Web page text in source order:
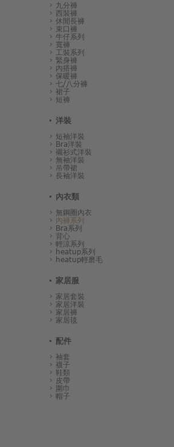
九分褲
西裝褲
休閒長褲
束口褲
牛仔系列
寬褲
工裝系列
緊身褲
內搭褲
保暖褲
七/八分褲
裙子
短褲
洋裝
短袖洋裝
Bra洋裝
襯衫式洋裝
無袖洋裝
吊帶裙
長袖洋裝
內衣類
無鋼圈內衣
內褲系列
Bra系列
背心
輕涼系列
heatup系列
heatup輕磨毛
家居服
家居套裝
家居洋裝
家居褲
家居毯
配件
袖套
襪子
鞋類
皮帶
圍巾
帽子